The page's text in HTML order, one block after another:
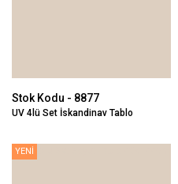
Stok Kodu - 8877
UV 4lü Set İskandinav Tablo
YENİ